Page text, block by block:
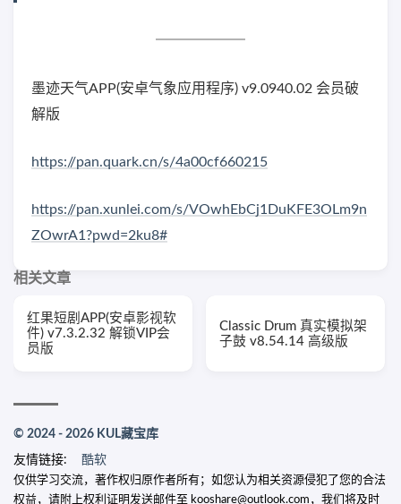
墨迹天气APP(安卓气象应用程序) v9.0940.02 会员破
解版
https://pan.quark.cn/s/4a00cf660215
https://pan.xunlei.com/s/VOwhEbCj1DuKFE3OLm9n
ZOwrA1?pwd=2ku8#
相关文章
红果短剧APP(安卓影视软
件) v7.3.2.32 解锁VIP会
员版
Classic Drum 真实模拟架
子鼓 v8.54.14 高级版
© 2024 - 2026 KUL藏宝库
友情链接: 酷软
仅供学习交流，著作权归原作者所有；如您认为相关资源侵犯了您的合法
权益，请附上权利证明发送邮件至 kooshare@outlook.com，我们将及时